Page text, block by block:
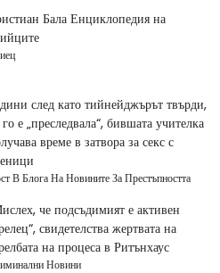
Бала Енциклопедия на
след като тийнейджърът твърди,
е „преследвала“, бившата учителка
време в затвора за секс с
В Блога На Новините За Престъпността
че подсъдимият е активен
свидетелства жертвата на
на процеса в Ритънхаус
Новини